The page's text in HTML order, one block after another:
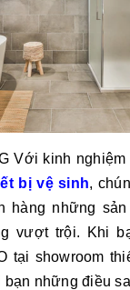
Với kinh nghiệm
bị vệ sinh,
hàng những
vượt trội. Khi
tại showroom
những điều